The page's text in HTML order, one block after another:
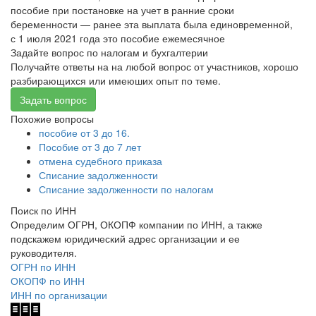
пособие при постановке на учет в ранние сроки
беременности — ранее эта выплата была единовременной,
с 1 июля 2021 года это пособие ежемесячное
Задайте вопрос по налогам и бухгалтерии
Получайте ответы на на любой вопрос от участников, хорошо
разбирающихся или имеюших опыт по теме.
Задать вопрос
Похожие вопросы
пособие от 3 до 16.
Пособие от 3 до 7 лет
отмена судебного приказа
Списание задолженности
Списание задолженности по налогам
Поиск по ИНН
Определим ОГРН, ОКОПФ компании по ИНН, а также
подскажем юридический адрес организации и ее
руководителя.
ОГРН по ИНН
ОКОПФ по ИНН
ИНН по организации